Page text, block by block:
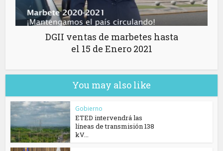
DGII ventas de marbetes hasta
el 15 de Enero 2021
You may also like
Gobierno
ETED intervendrá las
líneas de transmisión 138
kV...